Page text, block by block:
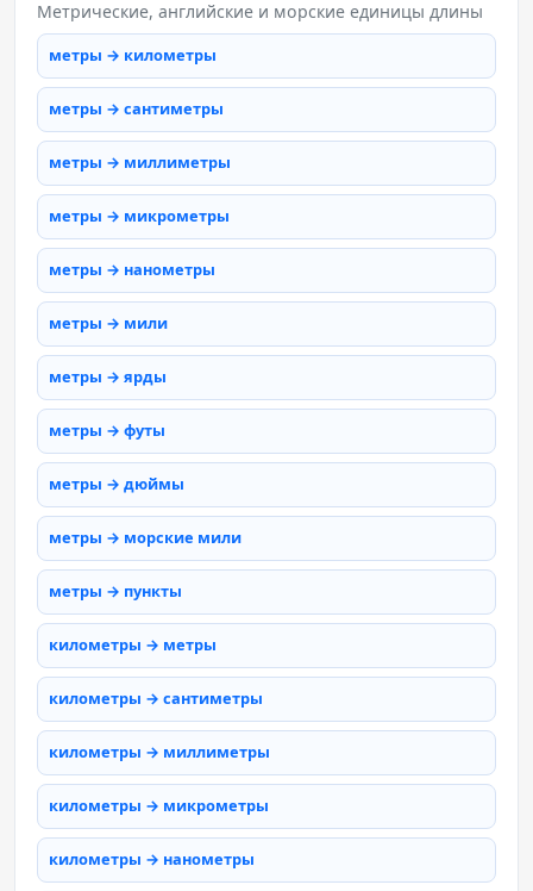
Метрические, английские и морские единицы длины
метры → километры
метры → сантиметры
метры → миллиметры
метры → микрометры
метры → нанометры
метры → мили
метры → ярды
метры → футы
метры → дюймы
метры → морские мили
метры → пункты
километры → метры
километры → сантиметры
километры → миллиметры
километры → микрометры
километры → нанометры